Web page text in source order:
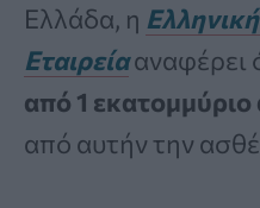
Ελλάδα, η
Εταιρείααναφέρει
από 1
από αυτήν την